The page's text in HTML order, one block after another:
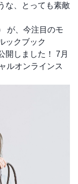
な、とっても素敵
が、今注目のモ
ックブック
開しました！ 7月
ルオンラインス